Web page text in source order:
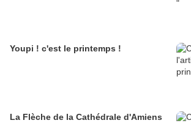
Youpi ! c'est le printemps !
La Flèche de la Cathédrale d'Amiens